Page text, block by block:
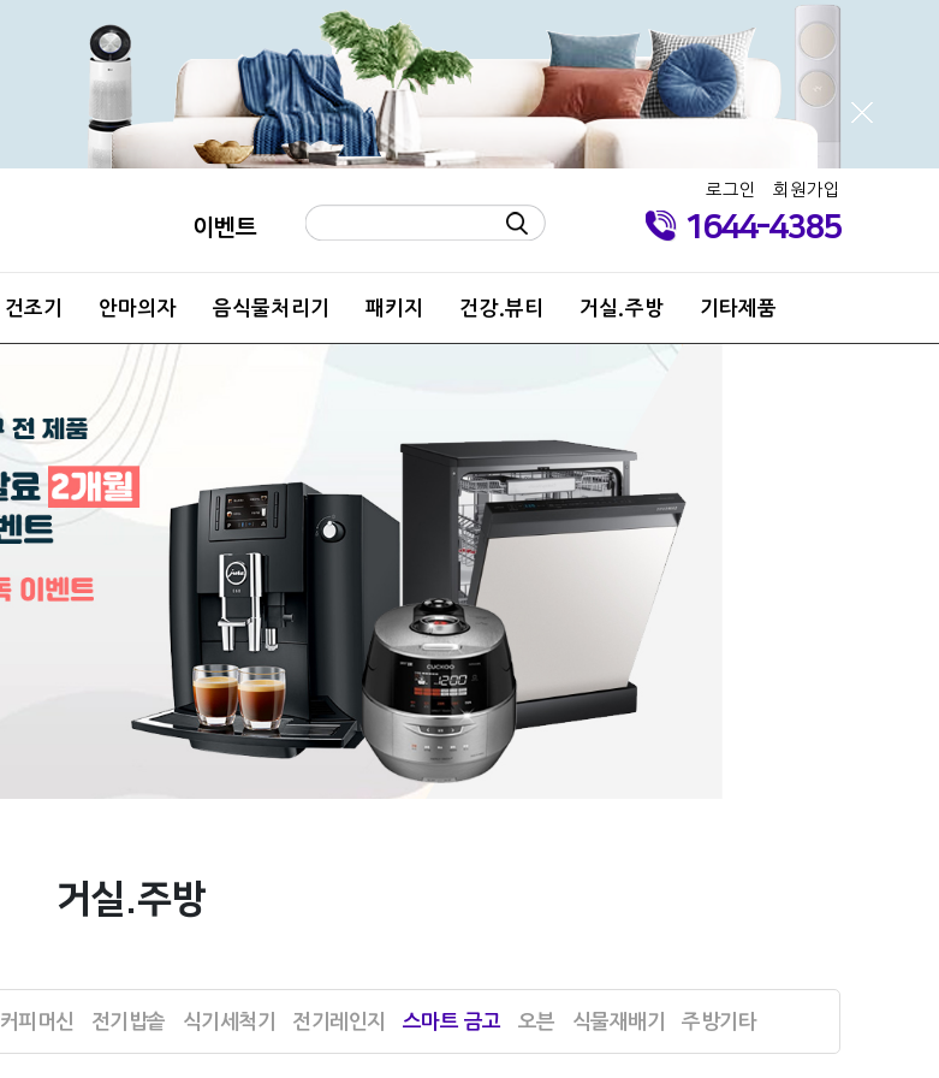
이벤트 1644-4385
로그인 회원가입
건조기 안마의자 음식물처리기 패키지 건강.뷰티 거실.주방 기타제품
거실.주방
커피머신 전기밥솥 식기세척기 전기레인지 스마트 금고 오븐 식물재배기 주방기타